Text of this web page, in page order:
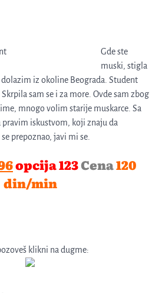
Gde ste
muski, stigla
dolazim iz okoline Beograda. Student
sam se i za more. Ovde sam zbog
mnogo volim starije muskarce. Sa
iskustvom, koji znaju da
prepoznao, javi mi se.
opcija 123Cena120
din/min
klikni na dugme: